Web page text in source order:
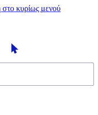
κυρίως μενού